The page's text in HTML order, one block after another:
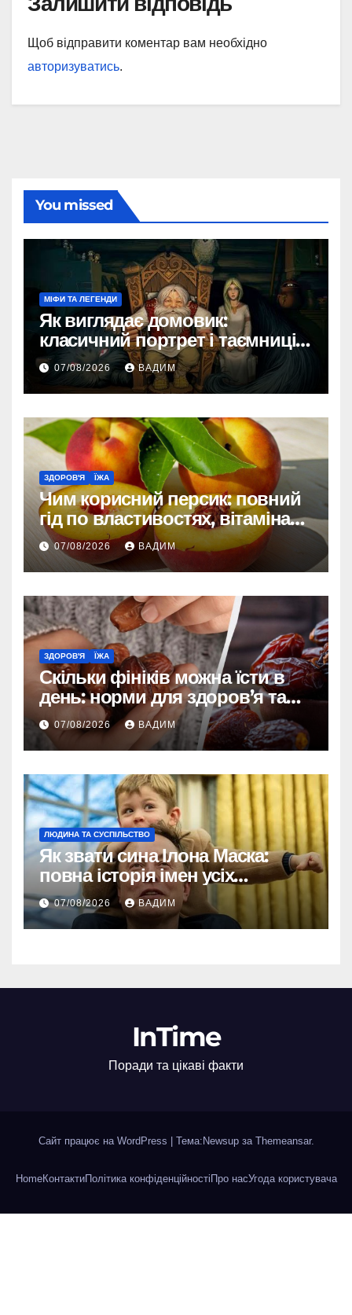
Щоб відправити коментар вам необхідно
авторизуватись.
You missed
МІФИ ТА ЛЕГЕНДИ
Як виглядає домовик:
класичний портрет і таємниці
зовнішності
07/08/2026 ВАДИМ
ЗДОРОВ'Я ЇЖА
Чим корисний персик: повний
гід по властивостях, вітамінах і
впливі на організм
07/08/2026 ВАДИМ
ЗДОРОВ'Я ЇЖА
Скільки фініків можна їсти в
день: норми для здоров’я та
енергії
07/08/2026 ВАДИМ
ЛЮДИНА ТА СУСПІЛЬСТВО
Як звати сина Ілона Маска:
повна історія імен усіх
хлопчиків мільярдера
07/08/2026 ВАДИМ
InTime
Поради та цікаві факти
Сайт працює на WordPress | Тема:Newsup за Themeansar.
HomeКонтактиПолітика конфіденційності Про насУгода користувача